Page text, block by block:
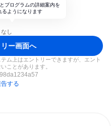
プログラムの詳細案内を
るようになります
し
ー画面へ
ム上はエントリーできますが、エント
ことがあります。
する